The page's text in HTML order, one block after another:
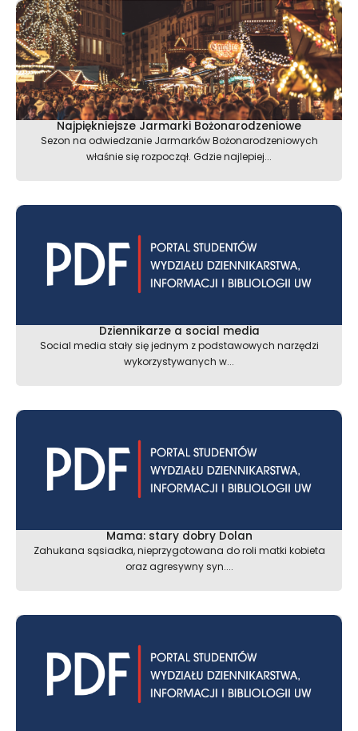
Najpiękniejsze Jarmarki Bożonarodzeniowe
Sezon na odwiedzanie Jarmarków Bożonarodzeniowych
właśnie się rozpoczął. Gdzie najlepiej...
Dziennikarze a social media
Social media stały się jednym z podstawowych narzędzi
wykorzystywanych w...
Mama: stary dobry Dolan
Zahukana sąsiadka, nieprzygotowana do roli matki kobieta
oraz agresywny syn....